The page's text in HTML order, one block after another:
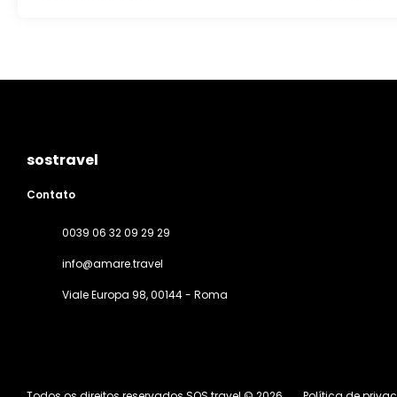
sostravel
Contato
0039 06 32 09 29 29
info@amare.travel
Viale Europa 98, 00144 - Roma